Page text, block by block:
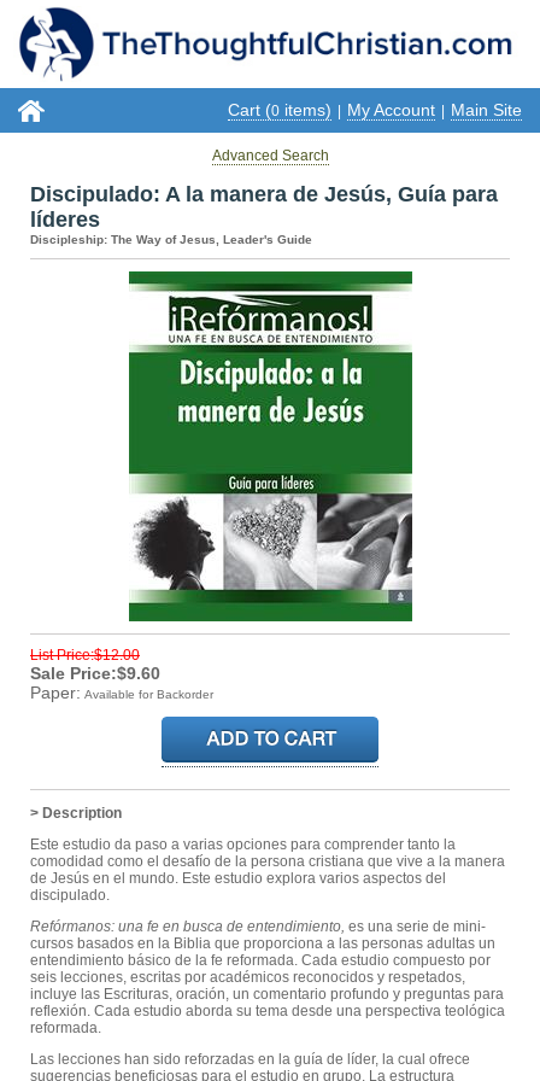
Cart (0 items) My Account Main Site
Advanced Search
Discipulado: A la manera de Jesús, Guía para
líderes
Discipleship: The Way of Jesus, Leader's Guide
List Price:$12.00
Sale Price:$9.60
Paper: Available for Backorder
> Description
Este estudio da paso a varias opciones para comprender tanto la
comodidad como el desafío de la persona cristiana que vive a la manera
de Jesús en el mundo. Este estudio explora varios aspectos del
discipulado.
Refórmanos: una fe en busca de entendimiento, es una serie de mini-
cursos basados en la Biblia que proporciona a las personas adultas un
entendimiento básico de la fe reformada. Cada estudio compuesto por
seis lecciones, escritas por académicos reconocidos y respetados,
incluye las Escrituras, oración, un comentario profundo y preguntas para
reflexión. Cada estudio aborda su tema desde una perspectiva teológica
reformada.
Las lecciones han sido reforzadas en la guía de líder, la cual ofrece
sugerencias beneficiosas para el estudio en grupo. La estructura